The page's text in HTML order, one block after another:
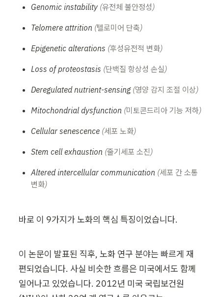
Genomic instability (유전체 불안정성)
Telomere attrition (텔로미어 단축)
Epigenetic alterations (후성유전적 변화)
Loss of proteostasis (단백질 항상성 손실)
Deregulated nutrient-sensing (영양 감지 조절 이상)
Mitochondrial dysfunction (미토콘드리아 기능 저하)
Cellular senescence (세포 노화)
Stem cell exhaustion (줄기세포 소진)
Altered intercellular communication (세포 간 소통
변화)
바로 이 9가지가 노화의 핵심 특징이었습니다.
이 논문이 발표된 직후, 노화 연구 분야는 빠르게 재
편되었습니다. 사실 비슷한 흐름은 미국에서도 함께
일어나고 있었습니다. 2012년 미국 국립보건원